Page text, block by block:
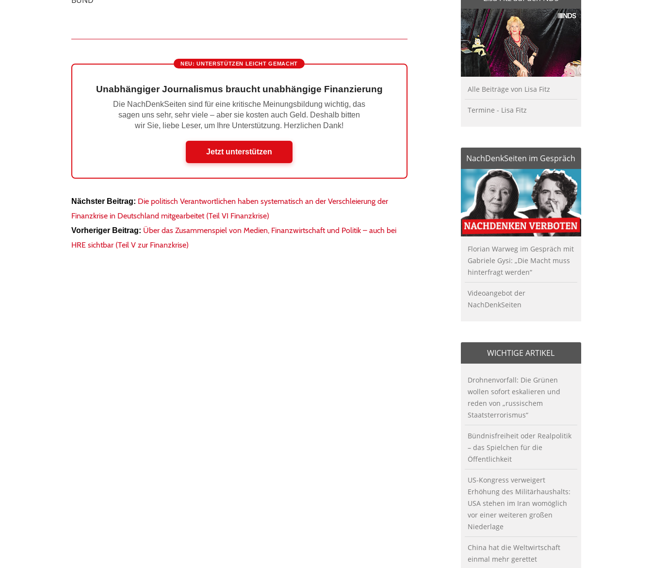
NEU: UNTERSTÜTZEN LEICHT GEMACHT
Unabhängiger Journalismus braucht unabhängige Finanzierung
Die NachDenkSeiten sind für eine kritische Meinungsbildung wichtig, das
sagen uns sehr, sehr viele – aber sie kosten auch Geld. Deshalb bitten
wir Sie, liebe Leser, um Ihre Unterstützung. Herzlichen Dank!
Jetzt unterstützen
Nächster Beitrag: Die politisch Verantwortlichen haben systematisch an der Verschleierung der
Finanzkrise in Deutschland mitgearbeitet (Teil VI Finanzkrise)
Vorheriger Beitrag: Über das Zusammenspiel von Medien, Finanzwirtschaft und Politik – auch bei
HRE sichtbar (Teil V zur Finanzkrise)
Alle Beiträge von Lisa Fitz
Termine - Lisa Fitz
NachDenkSeiten im Gespräch
Florian Warweg im Gespräch mit
Gabriele Gysi: „Die Macht muss
hinterfragt werden“
Videoangebot der
NachDenkSeiten
WICHTIGE ARTIKEL
Drohnenvorfall: Die Grünen
wollen sofort eskalieren und
reden von „russischem
Staatsterrorismus“
Bündnisfreiheit oder Realpolitik
– das Spielchen für die
Öffentlichkeit
US-Kongress verweigert
Erhöhung des Militärhaushalts:
USA stehen im Iran womöglich
vor einer weiteren großen
Niederlage
China hat die Weltwirtschaft
einmal mehr gerettet